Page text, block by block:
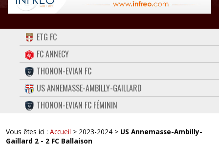
ACCUEIL
FORUM
CONTACT
FACEBOOK
TWITTER
INSTAGRAM
ETG FC
FC ANNECY
THONON-EVIAN FC
US ANNEMASSE-AMBILLY-GAILLARD
THONON-EVIAN FC FÉMININ
Vous êtes ici : Accueil > 2023-2024 > US Annemasse-Ambilly-
Gaillard 2 - 2 FC Ballaison